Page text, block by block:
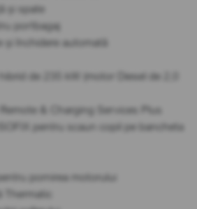
și spate
portbagaj
și închidere automată
de 235 kW (motor Diesel de 2,0
& Charging Services Plus
pentru scaun copil pe bancheta
pornirea motorului
Thermatic